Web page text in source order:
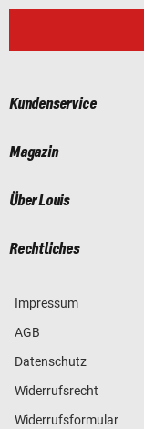
Kundenservice
Magazin
Über Louis
Rechtliches
Impressum
AGB
Datenschutz
Widerrufsrecht
Widerrufsformular